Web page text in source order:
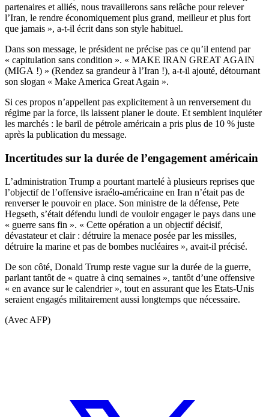
partenaires et alliés, nous travaillerons sans relâche pour relever
l’Iran, le rendre économiquement plus grand, meilleur et plus fort
que jamais », a-t-il écrit dans son style habituel.
Dans son message, le président ne précise pas ce qu’il entend par
« capitulation sans condition ». « MAKE IRAN GREAT AGAIN
(MIGA !) » (Rendez sa grandeur à l’Iran !), a-t-il ajouté, détournant
son slogan « Make America Great Again ».
Si ces propos n’appellent pas explicitement à un renversement du
régime par la force, ils laissent planer le doute. Et semblent inquiéter
les marchés : le baril de pétrole américain a pris plus de 10 % juste
après la publication du message.
Incertitudes sur la durée de l’engagement américain
L’administration Trump a pourtant martelé à plusieurs reprises que
l’objectif de l’offensive israélo-américaine en Iran n’était pas de
renverser le pouvoir en place. Son ministre de la défense, Pete
Hegseth, s’était défendu lundi de vouloir engager le pays dans une
« guerre sans fin ». « Cette opération a un objectif décisif,
dévastateur et clair : détruire la menace posée par les missiles,
détruire la marine et pas de bombes nucléaires », avait-il précisé.
De son côté, Donald Trump reste vague sur la durée de la guerre,
parlant tantôt de « quatre à cinq semaines », tantôt d’une offensive
« en avance sur le calendrier », tout en assurant que les Etats-Unis
seraient engagés militairement aussi longtemps que nécessaire.
(Avec AFP)